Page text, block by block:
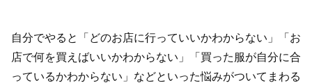
自分でやると「どのお店に行っていいかわからない」「お
店で何を買えばいいかわからない」「買った服が自分に合
っているかわからない」などといった悩みがついてまわる